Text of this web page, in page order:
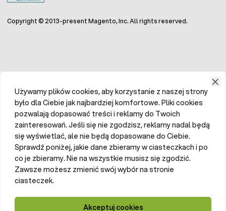
Copyright © 2013-present Magento, Inc. All rights reserved.
Używamy plików cookies, aby korzystanie z naszej strony
było dla Ciebie jak najbardziej komfortowe. Pliki cookies
pozwalają dopasować treści i reklamy do Twoich
zainteresowań. Jeśli się nie zgodzisz, reklamy nadal będą
się wyświetlać, ale nie będą dopasowane do Ciebie.
Sprawdź poniżej, jakie dane zbieramy w ciasteczkach i po
co je zbieramy. Nie na wszystkie musisz się zgodzić.
Zawsze możesz zmienić swój wybór na stronie
ciasteczek.
Akceptuj cookies